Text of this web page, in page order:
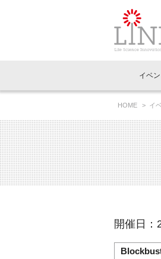
イベントお
イベン
イベント一
LINK-J主催
LINK-J協賛
Out of Box
インタビュ
スペシャル
連載コラム
ニュース一
トピック
メディア情
協賛・協力
理事長挨拶
国内外連携
組織概要
特別会員一
専用メニュ
ラウンジ・
アクセス
HOME イ
開催日：